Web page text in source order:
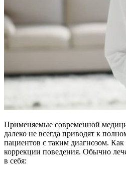
Применяемые современной
далеко не всегда приводят к
пациентов с таким диагнозом. Как
коррекции поведения. Обычно
в себя: